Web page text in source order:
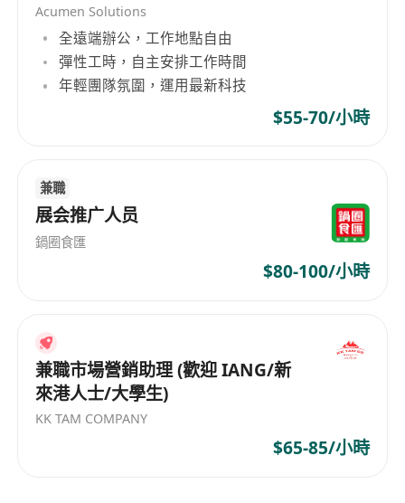
Acumen Solutions
全遠端辦公，工作地點自由
彈性工時，自主安排工作時間
年輕團隊氛圍，運用最新科技
$55-70/小時
兼職
展会推广人员
鍋圈食匯
$80-100/小時
兼職市場營銷助理 (歡迎 IANG/新
來港人士/大學生)
KK TAM COMPANY
$65-85/小時